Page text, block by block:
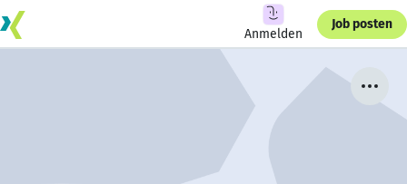
Anmelden
Job posten